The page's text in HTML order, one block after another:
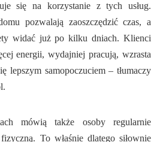
się na korzystanie z tych usług.
pozwalają zaoszczędzić czas, a
widać już po kilku dniach. Klienci
energii, wydajniej pracują, wzrasta
lepszym samopoczuciem – tłumaczy
mówią także osoby regularnie
To właśnie dlatego siłownie